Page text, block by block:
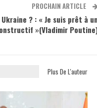
PROCHAIN ARTICLE
? : « Je suis prêt à
»(Vladimir
Plus De L'auteur